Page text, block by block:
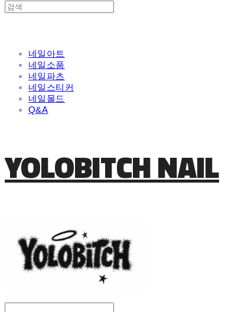
네일아트
네일소품
네일파츠
네일스티커
네일몰드
Q&A
YOLOBITCH NAIL